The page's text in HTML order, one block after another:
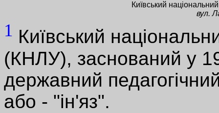
Київський
вул.
1 Київський
(КНЛУ), заснований у
державний
або - "ін'яз".